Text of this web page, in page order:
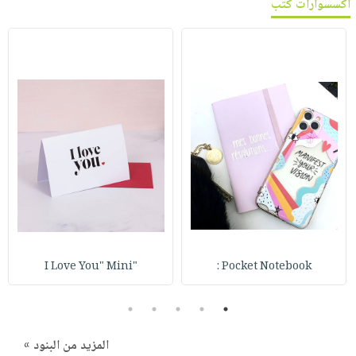
اكسسوارات كتب
Pocket Notebook :
"I Love You" Mini
1
2
3
4
5
المزيد من البنود »